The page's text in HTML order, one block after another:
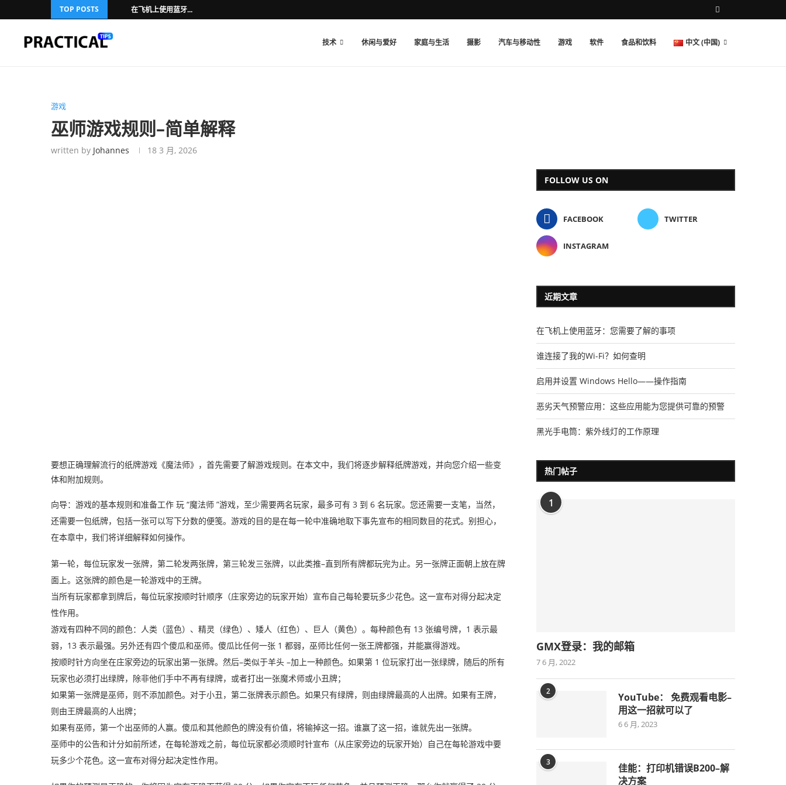
TOP POSTS 在飞机上使用蓝牙...
技术 休闲与爱好 家庭与生活 摄影 汽车与移动性 游戏 软件 食品和饮料 中文 (中国)
游戏
巫师游戏规则–简单解释
written by Johannes 18 3 月, 2026
要想正确理解流行的纸牌游戏《魔法师》，首先需要了解游戏规则。在本文中，我们将逐步解释纸牌游戏，并向您介绍一些变
体和附加规则。
向导：游戏的基本规则和准备工作 玩 “魔法师 ”游戏，至少需要两名玩家，最多可有 3 到 6 名玩家。您还需要一支笔，当然，
还需要一包纸牌，包括一张可以写下分数的便笺。游戏的目的是在每一轮中准确地取下事先宣布的相同数目的花式。别担心，
在本章中，我们将详细解释如何操作。
第一轮，每位玩家发一张牌，第二轮发两张牌，第三轮发三张牌，以此类推–直到所有牌都玩完为止。另一张牌正面朝上放在牌
面上。这张牌的颜色是一轮游戏中的王牌。
当所有玩家都拿到牌后，每位玩家按顺时针顺序（庄家旁边的玩家开始）宣布自己每轮要玩多少花色。这一宣布对得分起决定
性作用。
游戏有四种不同的颜色：人类（蓝色）、精灵（绿色）、矮人（红色）、巨人（黄色）。每种颜色有 13 张编号牌，1 表示最
弱，13 表示最强。另外还有四个傻瓜和巫师。傻瓜比任何一张 1 都弱，巫师比任何一张王牌都强，并能赢得游戏。
按顺时针方向坐在庄家旁边的玩家出第一张牌。然后–类似于羊头 –加上一种颜色。如果第 1 位玩家打出一张绿牌，随后的所有
玩家也必须打出绿牌，除非他们手中不再有绿牌，或者打出一张魔术师或小丑牌；
如果第一张牌是巫师，则不添加颜色。对于小丑，第二张牌表示颜色。如果只有绿牌，则由绿牌最高的人出牌。如果有王牌，
则由王牌最高的人出牌；
如果有巫师，第一个出巫师的人赢。傻瓜和其他颜色的牌没有价值，将输掉这一招。谁赢了这一招，谁就先出一张牌。
巫师中的公告和计分如前所述，在每轮游戏之前，每位玩家都必须顺时针宣布（从庄家旁边的玩家开始）自己在每轮游戏中要
玩多少个花色。这一宣布对得分起决定性作用。
FOLLOW US ON
FACEBOOK TWITTER
INSTAGRAM
近期文章
在飞机上使用蓝牙：您需要了解的事项
谁连接了我的Wi-Fi？如何查明
启用并设置 Windows Hello——操作指南
恶劣天气预警应用：这些应用能为您提供可靠的预警
黑光手电筒：紫外线灯的工作原理
热门帖子
1
GMX登录：我的邮箱
7 6 月, 2022
2
YouTube： 免费观看电影–
用这一招就可以了
6 6 月, 2023
3
佳能：打印机错误B200–解
决方案